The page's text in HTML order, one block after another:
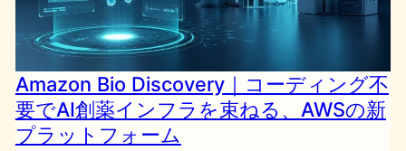
Amazon Bio Discovery｜コーディング不
要でAI創薬インフラを束ねる、AWSの新
プラットフォーム